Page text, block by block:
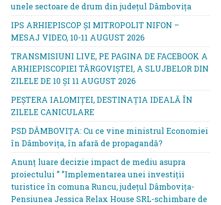
unele sectoare de drum din județul Dâmbovița
IPS ARHIEPISCOP ȘI MITROPOLIT NIFON –
MESAJ VIDEO, 10-11 AUGUST 2026
TRANSMISIUNI LIVE, PE PAGINA DE FACEBOOK A
ARHIEPISCOPIEI TÂRGOVIȘTEI, A SLUJBELOR DIN
ZILELE DE 10 ȘI 11 AUGUST 2026
PEȘTERA IALOMIȚEI, DESTINAȚIA IDEALĂ ÎN
ZILELE CANICULARE
PSD DÂMBOVIȚA: Cu ce vine ministrul Economiei
în Dâmbovița, în afară de propagandă?
Anunț luare decizie impact de mediu asupra
proiectului ” ”Implementarea unei investiții
turistice în comuna Runcu, județul Dâmbovița-
Pensiunea Jessica Relax House SRL-schimbare de